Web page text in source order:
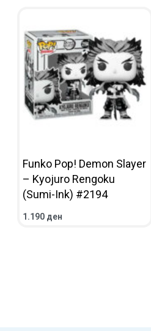
Funko Pop! Demon Slayer
– Kyojuro Rengoku
(Sumi-Ink) #2194
1.190 ден